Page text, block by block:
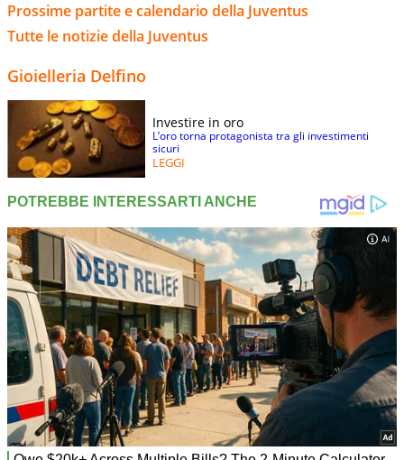
Prossime partite e calendario della Juventus
Tutte le notizie della Juventus
Gioielleria Delfino
Investire in oro
L’oro torna protagonista tra gli investimenti
sicuri
LEGGI